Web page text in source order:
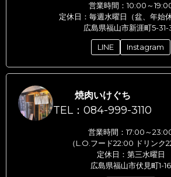
営業時間：10:00～
定休日：毎週水曜日（盆、年始
広島県福山市新涯町5-31-
LINE Instagram
焼肉いけぐち
TEL：084-999-3110
営業時間：17:00～
（L.O.フード22:00 ドリンク
定休日：第三水曜日
広島県福山市伏見町1-16